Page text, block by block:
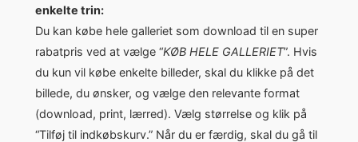
enkelte trin:
Du kan købe hele galleriet som download til en super
rabatpris ved at vælge “KØB HELE GALLERIET”. Hvis
du kun vil købe enkelte billeder, skal du klikke på det
billede, du ønsker, og vælge den relevante format
(download, print, lærred). Vælg størrelse og klik på
“Tilføj til indkøbskurv.” Når du er færdig, skal du gå til